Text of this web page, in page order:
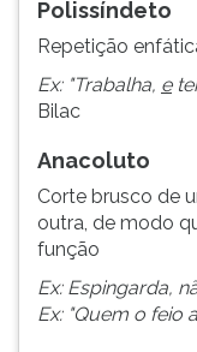
novamente.
Polissíndeto
Repetição
Ex: "Trabalha, e
Bilac
Anacoluto
Corte brusco de
outra, de modo
função
Ex: Espingarda,
Ex: "Quem o feio